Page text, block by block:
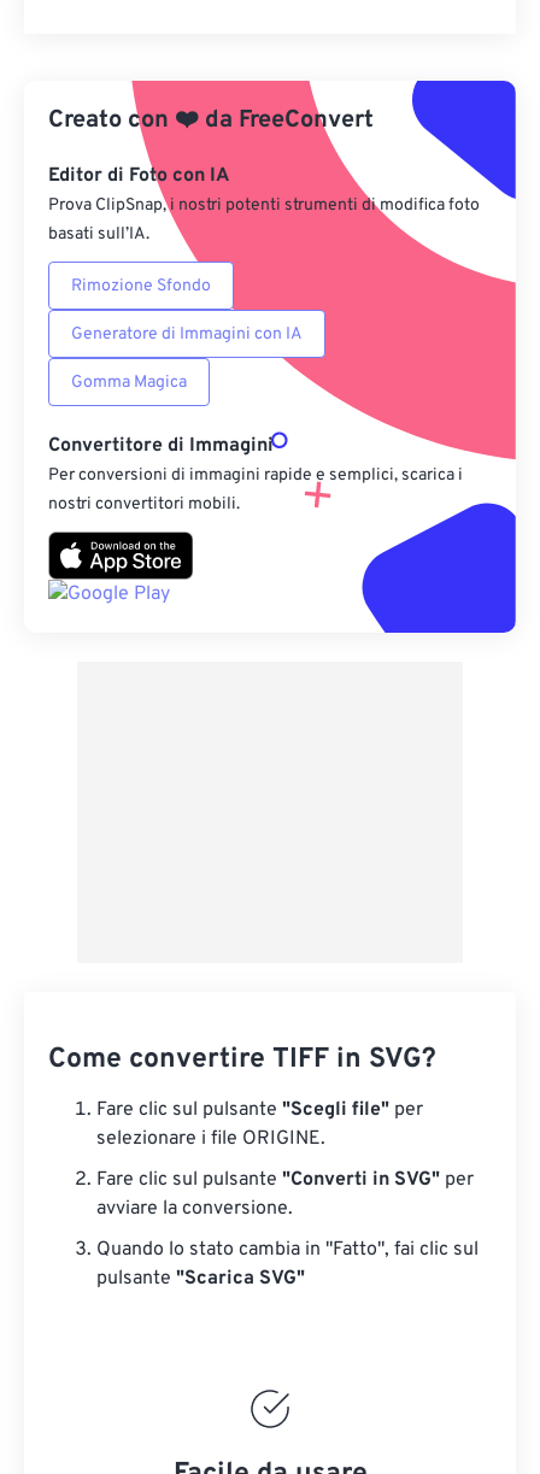
Applica da preimpostazione
Salva come predefinito
Creato con ❤️ da FreeConvert
Editor di Foto con IA
Prova ClipSnap, i nostri potenti strumenti di modifica foto
basati sull’IA.
Rimozione Sfondo
Generatore di Immagini con IA
Gomma Magica
Convertitore di Immagini
Per conversioni di immagini rapide e semplici, scarica i
nostri convertitori mobili.
Come convertire TIFF in SVG?
Fare clic sul pulsante "Scegli file" per
selezionare i file ORIGINE.
Fare clic sul pulsante "Converti in SVG" per
avviare la conversione.
Quando lo stato cambia in "Fatto", fai clic sul
pulsante "Scarica SVG"